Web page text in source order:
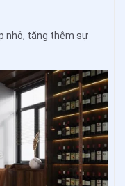
nhỏ, tăng thêm sự